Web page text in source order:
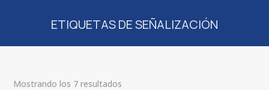
ETIQUETAS DE SEÑALIZACIÓN
Mostrando los 7 resultados